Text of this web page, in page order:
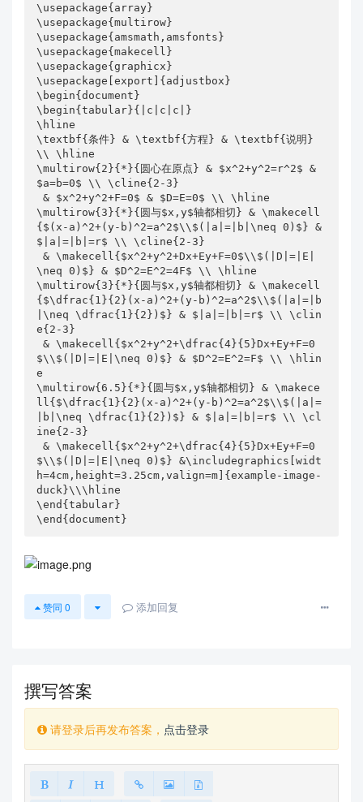
\usepackage{array}
\usepackage{multirow}
\usepackage{amsmath,amsfonts}
\usepackage{makecell}
\usepackage{graphicx}
\usepackage[export]{adjustbox}
\begin{document}
\begin{tabular}{|c|c|c|}
\hline
\textbf{条件} & \textbf{方程} & \textbf{说明}
\\ \hline
\multirow{2}{*}{圆心在原点} & $x^2+y^2=r^2$ &
$a=b=0$ \\ \cline{2-3}
& $x^2+y^2+F=0$ & $D=E=0$ \\ \hline
\multirow{3}{*}{圆与$x,y$轴都相切} & \makecell
{$(x-a)^2+(y-b)^2=a^2$\\$(|a|=|b|\neq 0)$} &
$|a|=|b|=r$ \\ \cline{2-3}
& \makecell{$x^2+y^2+Dx+Ey+F=0$\\$(|D|=|E|
\neq 0)$} & $D^2=E^2=4F$ \\ \hline
\multirow{3}{*}{圆与$x,y$轴都相切} & \makecell
{$\dfrac{1}{2}(x-a)^2+(y-b)^2=a^2$\\$(|a|=|b
|\neq \dfrac{1}{2})$} & $|a|=|b|=r$ \\ \clin
e{2-3}
& \makecell{$x^2+y^2+\dfrac{4}{5}Dx+Ey+F=0
$\\$(|D|=|E|\neq 0)$} & $D^2=E^2=F$ \\ \hlin
e
\multirow{6.5}{*}{圆与$x,y$轴都相切} & \makece
ll{$\dfrac{1}{2}(x-a)^2+(y-b)^2=a^2$\\$(|a|=
|b|\neq \dfrac{1}{2})$} & $|a|=|b|=r$ \\ \cl
ine{2-3}
& \makecell{$x^2+y^2+\dfrac{4}{5}Dx+Ey+F=0
$\\$(|D|=|E|\neq 0)$} &\includegraphics[widt
h=4cm,height=3.25cm,valign=m]{example-image-
duck}\\\hline
\end{tabular}
\end{document}
赞同 0 添加回复
撰写答案
请登录后再发布答案， 点击登录